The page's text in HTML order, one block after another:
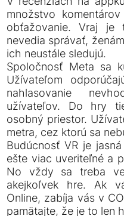
množstvo
obťažovanie. Vraj
nevedia správať,
ich neustále sledujú.
Spoločnosť Meta sa
Užívateľom
nahlasovanie
užívateľov. Do hry
osobný priestor.
metra, cez ktorú sa
Budúcnosť VR je
ešte viac uveriteľné a
No vždy sa treba
akejkoľvek hre. Ak
Online, zabíja vás v
pamätajte, že je to len